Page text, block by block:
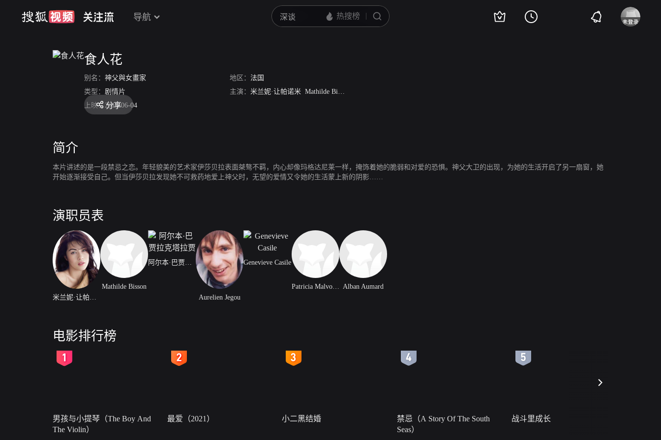
导航
食人花
别名： 神父與女畫家 地区： 法国
类型： 剧情片 主演： 米兰妮·让帕诺米 Mathilde Bisson
上映： 2014-06-04
分享
简介
本片讲述的是一段禁忌之恋。年轻貌美的艺术家伊莎贝拉表面桀骜不羁，内心却像玛格达尼莱一样，掩饰着她的脆弱和对爱的恐惧。神父大卫的出现，为她的生活开启了另一扇窗，她
开始逐渐接受自己。但当伊莎贝拉发现她不可救药地爱上神父时，无望的爱情又令她的生活蒙上新的阴影……
演职员表
Mathilde Bisson
阿尔本·巴贾拉克塔拉贾
Aurelien Jegou
Genevieve Casile
Patricia Malvoisin Alban Aumard
电影排行榜
男孩与小提琴（The Boy And
The Violin）
最爱（2021） 小二黑结婚
禁忌（A Story Of The South
Seas）
战斗里成长